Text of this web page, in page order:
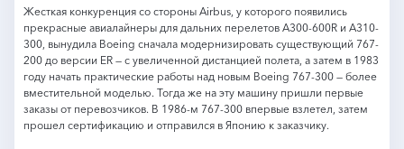
Жесткая конкуренция со стороны Airbus, у которого появились
прекрасные авиалайнеры для дальних перелетов A300-600R и A310-
300, вынудила Boeing сначала модернизировать существующий 767-
200 до версии ER — с увеличенной дистанцией полета, а затем в 1983
году начать практические работы над новым Boeing 767-300 — более
вместительной моделью. Тогда же на эту машину пришли первые
заказы от перевозчиков. В 1986-м 767-300 впервые взлетел, затем
прошел сертификацию и отправился в Японию к заказчику.